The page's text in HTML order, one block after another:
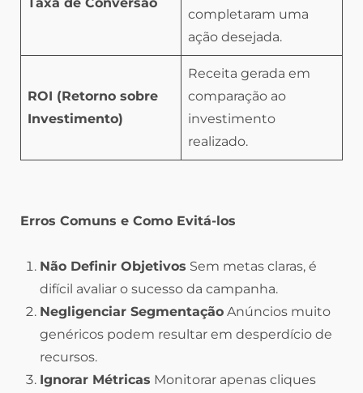
completaram uma
ação desejada.
ROI (Retorno sobre
Investimento)
Receita gerada em
comparação ao
investimento
realizado.
Erros Comuns e Como Evitá-los
Não Definir Objetivos Sem metas claras, é
difícil avaliar o sucesso da campanha.
Negligenciar Segmentação Anúncios muito
genéricos podem resultar em desperdício de
recursos.
Ignorar Métricas Monitorar apenas cliques